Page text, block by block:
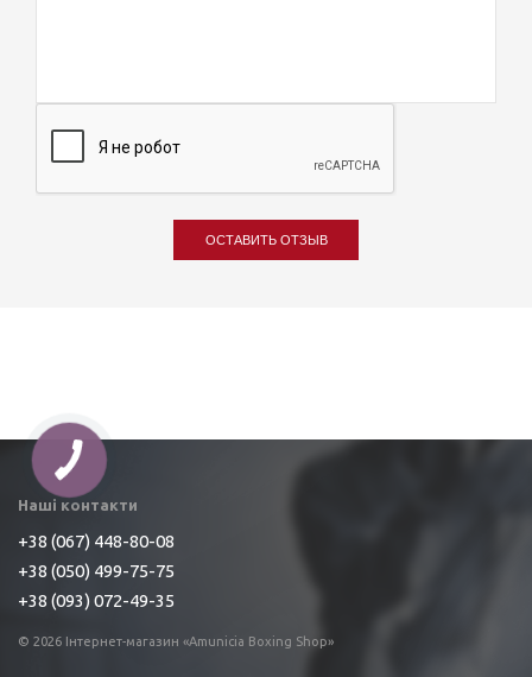
ОСТАВИТЬ ОТЗЫВ
Наші контакти
+38 (067) 448-80-08
+38 (050) 499-75-75
+38 (093) 072-49-35
© 2026 Інтернет-магазин «Amunicia Boxing Shop»